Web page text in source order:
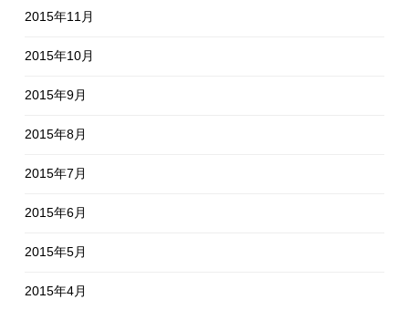
2015年11月
2015年10月
2015年9月
2015年8月
2015年7月
2015年6月
2015年5月
2015年4月